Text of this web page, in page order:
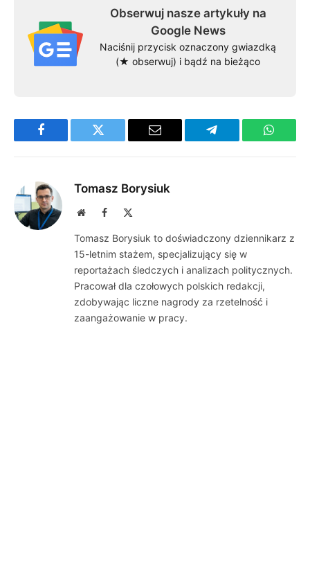
Obserwuj nasze artykuły na
Google News
Naciśnij przycisk oznaczony gwiazdką
(★ obserwuj) i bądź na bieżąco
Facebook Twitter Email Telegram
Tomasz Borysiuk
WebsiteFacebook
Tomasz Borysiuk to doświadczony dziennikarz z
15-letnim stażem, specjalizujący się w
reportażach śledczych i analizach politycznych.
Pracował dla czołowych polskich redakcji,
zdobywając liczne nagrody za rzetelność i
zaangażowanie w pracy.